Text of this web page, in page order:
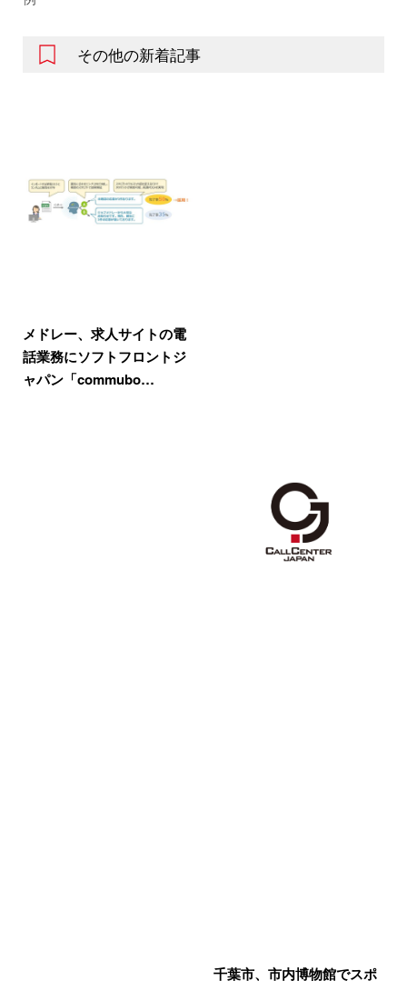
その他の新着記事
メドレー、求人サイトの電
話業務にソフトフロントジ
ャパン「commubo…
千葉市、市内博物館でスポ